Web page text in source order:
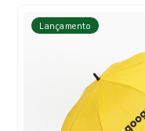
Lançamento